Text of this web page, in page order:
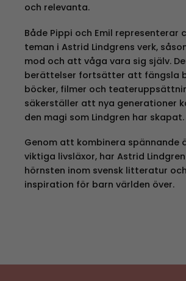
och relevanta.
Både Pippi och Emil representerar
teman i Astrid Lindgrens verk,
mod och att våga vara sig själv.
berättelser fortsätter att fängsla
böcker, filmer och
säkerställer att nya generationer
den magi som Lindgren har skapat.
Genom att kombinera spännande
viktiga livsläxor, har Astrid
hörnsten inom svensk litteratur
inspiration för barn världen över.